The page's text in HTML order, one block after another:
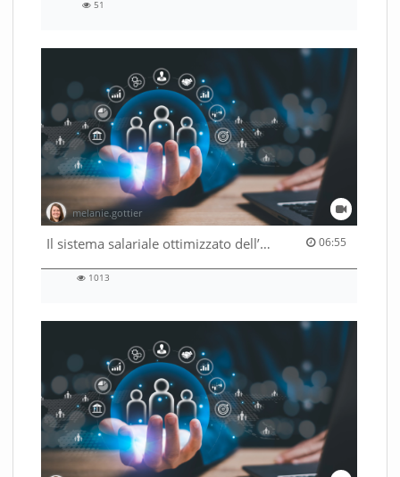
51
melanie.gottier
Il sistema salariale ottimizzato dell’Amministrazione federale 06:55
06:55 duration
1013